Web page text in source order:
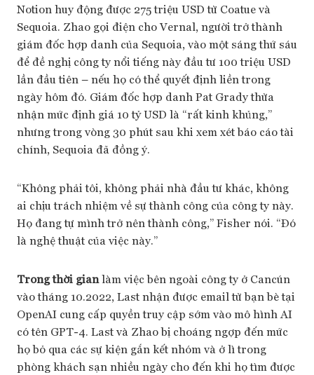
Notion huy động được 275 triệu USD từ Coatue và
Sequoia. Zhao gọi điện cho Vernal, người trở thành
giám đốc hợp danh của Sequoia, vào một sáng thứ sáu
để đề nghị công ty nổi tiếng này đầu tư 100 triệu USD
lần đầu tiên – nếu họ có thể quyết định liền trong
ngày hôm đó. Giám đốc hợp danh Pat Grady thừa
nhận mức định giá 10 tỷ USD là “rất kinh khủng,”
nhưng trong vòng 30 phút sau khi xem xét báo cáo tài
chính, Sequoia đã đồng ý.
“Không phải tôi, không phải nhà đầu tư khác, không
ai chịu trách nhiệm về sự thành công của công ty này.
Họ đang tự mình trở nên thành công,” Fisher nói. “Đó
là nghệ thuật của việc này.”
Trong thời gianlàm việc bên ngoài công ty ở Cancún
vào tháng 10.2022, Last nhận được email từ bạn bè tại
OpenAI cung cấp quyền truy cập sớm vào mô hình AI
có tên GPT-4. Last và Zhao bị choáng ngợp đến mức
họ bỏ qua các sự kiện gắn kết nhóm và ở lì trong
phòng khách sạn nhiều ngày cho đến khi họ tìm được